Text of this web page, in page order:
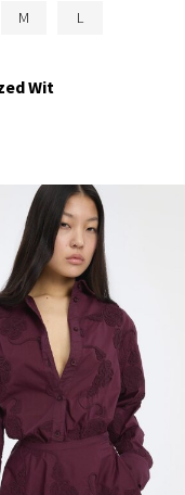
M L
Wit